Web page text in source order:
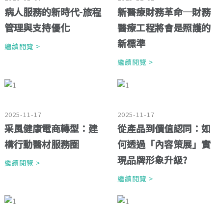
病人服務的新時代-旅程
管理與支持優化
繼續閱覽 >
新醫療財務革命─財務
醫療工程將會是照護的
新標準
繼續閱覽 >
2025-11-17
采風健康電商轉型：建
構行動醫材服務圈
繼續閱覽 >
2025-11-17
從產品到價值認同：如
何透過「內容策展」實
現品牌形象升級?
繼續閱覽 >